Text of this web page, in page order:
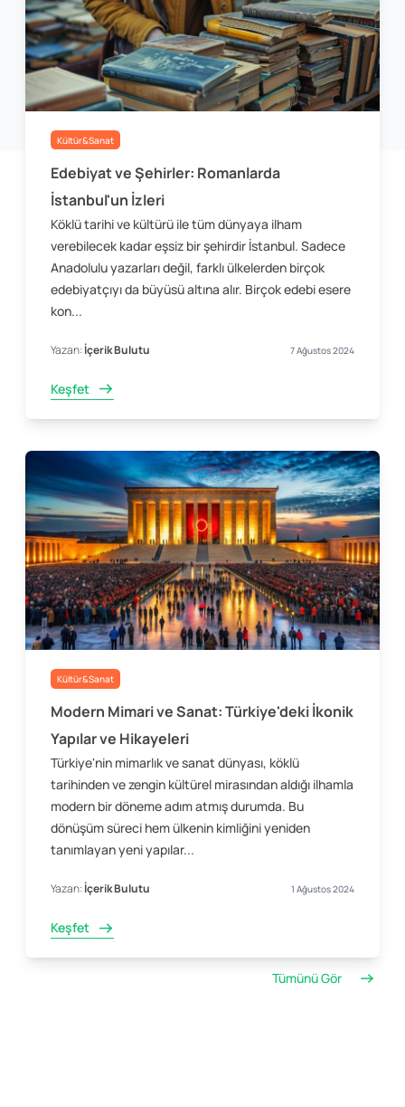
Kültür&Sanat
Edebiyat ve Şehirler: Romanlarda
İstanbul'un İzleri
Köklü tarihi ve kültürü ile tüm dünyaya ilham
verebilecek kadar eşsiz bir şehirdir İstanbul. Sadece
Anadolulu yazarları değil, farklı ülkelerden birçok
edebiyatçıyı da büyüsü altına alır. Birçok edebi esere
kon...
Yazan:İçerik Bulutu 7 Ağustos 2024
Keşfet
Kültür&Sanat
Modern Mimari ve Sanat: Türkiye'deki İkonik
Yapılar ve Hikayeleri
Türkiye'nin mimarlık ve sanat dünyası, köklü
tarihinden ve zengin kültürel mirasından aldığı ilhamla
modern bir döneme adım atmış durumda. Bu
dönüşüm süreci hem ülkenin kimliğini yeniden
tanımlayan yeni yapılar...
Yazan:İçerik Bulutu 1 Ağustos 2024
Keşfet
Tümünü Gör